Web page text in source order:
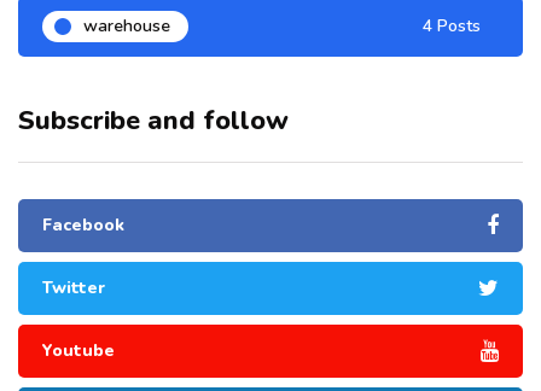
warehouse 4 Posts
Subscribe and follow
Facebook
Twitter
Youtube